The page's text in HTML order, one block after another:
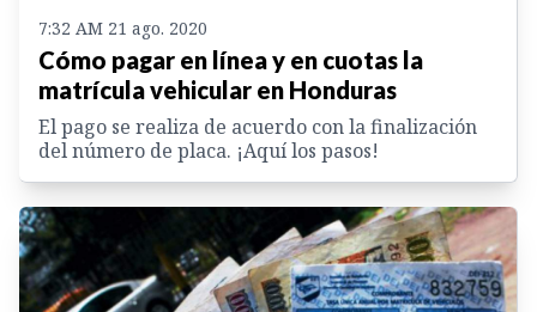
7:32 AM 21 ago. 2020
Cómo pagar en línea y en cuotas la
matrícula vehicular en Honduras
El pago se realiza de acuerdo con la finalización
del número de placa. ¡Aquí los pasos!